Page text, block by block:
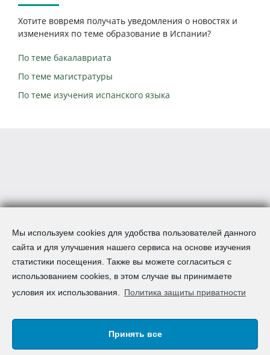
Мы используем cookies для удобства пользователей данного
сайта и для улучшения нашего сервиса на основе изучения
статистики посещения. Также вы можете согласиться с
использованием cookies, в этом случае вы принимаете
условия их использования.
Политика защиты приватности
Принять все
Хотите вовремя получать уведомления о новостях и
изменениях по теме образование в Испании?
По теме бакалавриата
По теме магистратуры
По теме изучения испанского языка
Авторское право © 2008-2026 AcademSpain S.L. | Все